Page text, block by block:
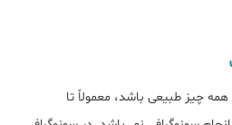
همه چیز طبیعی باشد، معمولاً تا